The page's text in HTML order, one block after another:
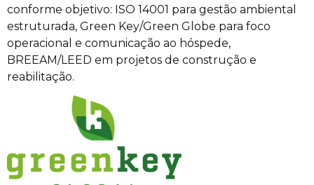
conforme objetivo: ISO 14001 para gestão ambiental
estruturada, Green Key/Green Globe para foco
operacional e comunicação ao hóspede,
BREEAM/LEED em projetos de construção e
reabilitação.